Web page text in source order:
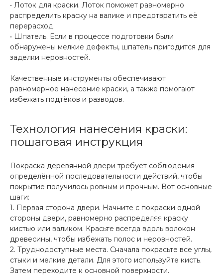
• Лоток для краски. Лоток поможет равномерно
распределить краску на валике и предотвратить её
перерасход.
• Шпатель. Если в процессе подготовки были
обнаружены мелкие дефекты, шпатель пригодится для
заделки неровностей.
Качественные инструменты обеспечивают
равномерное нанесение краски, а также помогают
избежать подтёков и разводов.
Технология нанесения краски:
пошаговая инструкция
Покраска деревянной двери требует соблюдения
определённой последовательности действий, чтобы
покрытие получилось ровным и прочным. Вот основные
шаги:
1. Первая сторона двери. Начните с покраски одной
стороны двери, равномерно распределяя краску
кистью или валиком. Красьте всегда вдоль волокон
древесины, чтобы избежать полос и неровностей.
2. Труднодоступные места. Сначала покрасьте все углы,
стыки и мелкие детали. Для этого используйте кисть.
Затем переходите к основной поверхности.